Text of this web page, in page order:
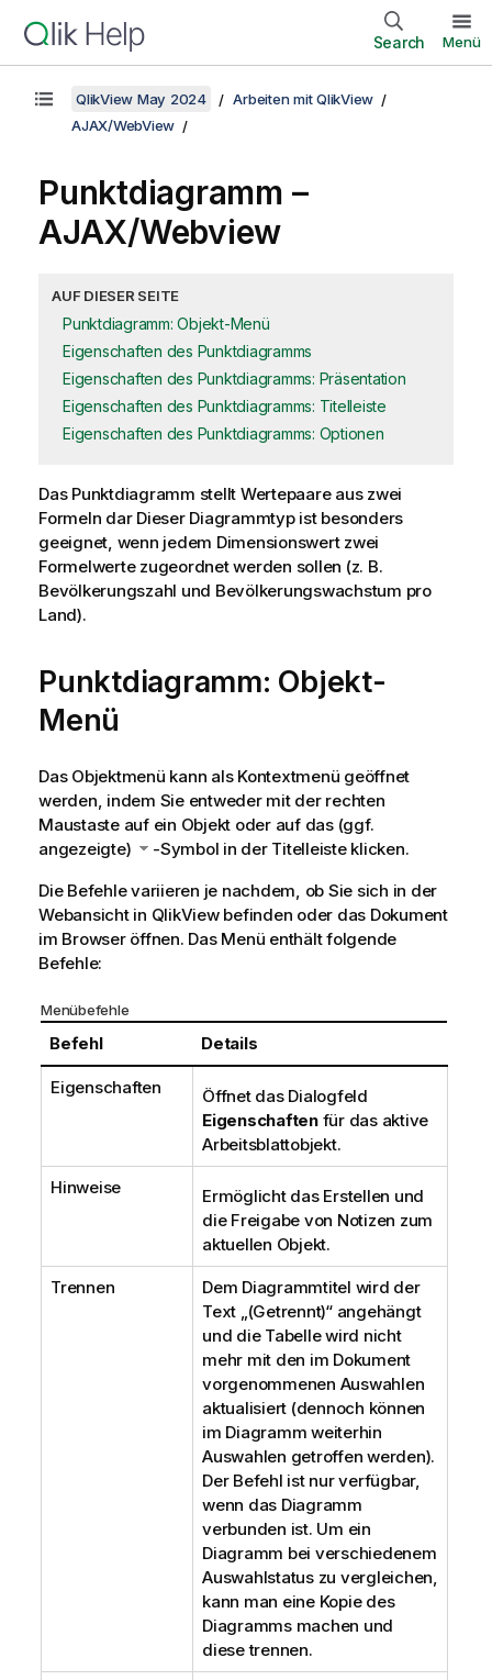
Search Menü
QlikView May 2024
Arbeiten mit QlikView
AJAX/WebView
Punktdiagramm –
AJAX/Webview
AUF DIESER SEITE
Punktdiagramm: Objekt-Menü
Eigenschaften des Punktdiagramms
Eigenschaften des Punktdiagramms: Präsentation
Eigenschaften des Punktdiagramms: Titelleiste
Eigenschaften des Punktdiagramms: Optionen
Das Punktdiagramm stellt Wertepaare aus zwei
Formeln dar Dieser Diagrammtyp ist besonders
geeignet, wenn jedem Dimensionswert zwei
Formelwerte zugeordnet werden sollen (z. B.
Bevölkerungszahl und Bevölkerungswachstum pro
Land).
Punktdiagramm: Objekt-
Menü
Das Objektmenü kann als Kontextmenü geöffnet
werden, indem Sie entweder mit der rechten
Maustaste auf ein Objekt oder auf das (ggf.
angezeigte)
-Symbol in der Titelleiste klicken.
Die Befehle variieren je nachdem, ob Sie sich in der
Webansicht in QlikView befinden oder das Dokument
im Browser öffnen. Das Menü enthält folgende
Befehle:
Menübefehle
Befehl Details
Eigenschaften
Öffnet das Dialogfeld
Eigenschaftenfür das aktive
Arbeitsblattobjekt.
Hinweise
Ermöglicht das Erstellen und
die Freigabe von Notizen zum
aktuellen Objekt.
Trennen
Dem Diagrammtitel wird der
Text „(Getrennt)“ angehängt
und die Tabelle wird nicht
mehr mit den im Dokument
vorgenommenen Auswahlen
aktualisiert (dennoch können
im Diagramm weiterhin
Auswahlen getroffen werden).
Der Befehl ist nur verfügbar,
wenn das Diagramm
verbunden ist. Um ein
Diagramm bei verschiedenem
Auswahlstatus zu vergleichen,
kann man eine Kopie des
Diagramms machen und
diese trennen.